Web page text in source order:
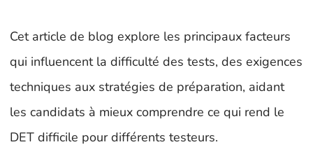
Cet article de blog explore les principaux facteurs
qui influencent la difficulté des tests, des exigences
techniques aux stratégies de préparation, aidant
les candidats à mieux comprendre ce qui rend le
DET difficile pour différents testeurs.